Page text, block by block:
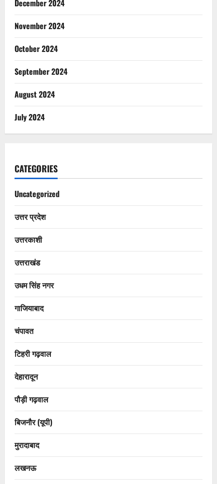
December 2024
November 2024
October 2024
September 2024
August 2024
July 2024
CATEGORIES
Uncategorized
उत्तर प्रदेश
उत्तरकाशी
उत्तराखंड
उधम सिंह नगर
गाजियाबाद
चंपावत
टिहरी गढ़वाल
देहारादून
पौड़ी गढ़वाल
बिजनौर (यूपी)
मुरादाबाद
लखनऊ